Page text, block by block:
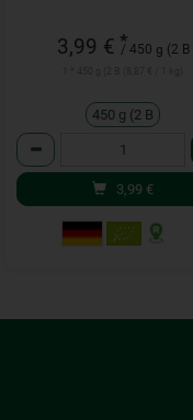
3,99 € *
/ 450 g (2 B
450 g (2 B
Anzahl
3,99 €